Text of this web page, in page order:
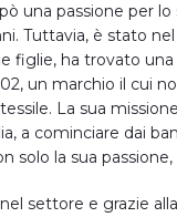
una passione per
Tuttavia, è stato
figlie, ha trovato
un marchio il cui
La sua
a cominciare dai
solo la sua passione,
settore e grazie